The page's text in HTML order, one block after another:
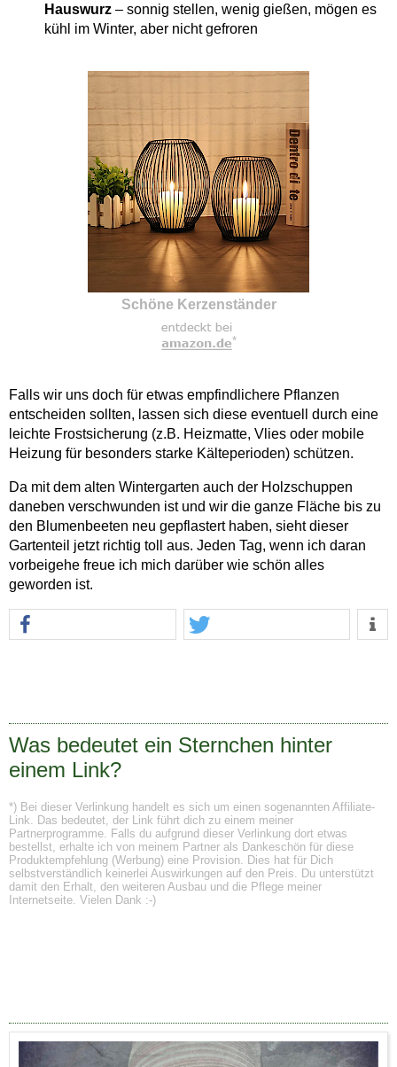
Hauswurz – sonnig stellen, wenig gießen, mögen es
kühl im Winter, aber nicht gefroren
Schöne Kerzenständer
*
Falls wir uns doch für etwas empfindlichere Pflanzen
entscheiden sollten, lassen sich diese eventuell durch eine
leichte Frostsicherung (z.B. Heizmatte, Vlies oder mobile
Heizung für besonders starke Kälteperioden) schützen.
Da mit dem alten Wintergarten auch der Holzschuppen
daneben verschwunden ist und wir die ganze Fläche bis zu
den Blumenbeeten neu gepflastert haben, sieht dieser
Gartenteil jetzt richtig toll aus. Jeden Tag, wenn ich daran
vorbeigehe freue ich mich darüber wie schön alles
geworden ist.
Was bedeutet ein Sternchen hinter
einem Link?
*) Bei dieser Verlinkung handelt es sich um einen sogenannten Affiliate-
Link. Das bedeutet, der Link führt dich zu einem meiner
Partnerprogramme. Falls du aufgrund dieser Verlinkung dort etwas
bestellst, erhalte ich von meinem Partner als Dankeschön für diese
Produktempfehlung (Werbung) eine Provision. Dies hat für Dich
selbstverständlich keinerlei Auswirkungen auf den Preis. Du unterstützt
damit den Erhalt, den weiteren Ausbau und die Pflege meiner
Internetseite. Vielen Dank :-)